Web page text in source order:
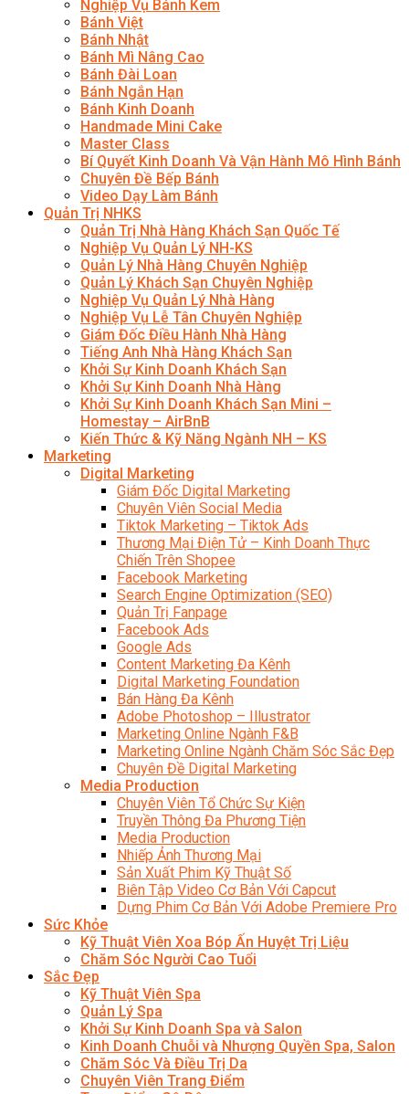
Nghiệp Vụ Bánh Kem
Bánh Việt
Bánh Nhật
Bánh Mì Nâng Cao
Bánh Đài Loan
Bánh Ngắn Hạn
Bánh Kinh Doanh
Handmade Mini Cake
Master Class
Bí Quyết Kinh Doanh Và Vận Hành Mô Hình Bánh
Chuyên Đề Bếp Bánh
Video Dạy Làm Bánh
Quản Trị NHKS
Quản Trị Nhà Hàng Khách Sạn Quốc Tế
Nghiệp Vụ Quản Lý NH-KS
Quản Lý Nhà Hàng Chuyên Nghiệp
Quản Lý Khách Sạn Chuyên Nghiệp
Nghiệp Vụ Quản Lý Nhà Hàng
Nghiệp Vụ Lễ Tân Chuyên Nghiệp
Giám Đốc Điều Hành Nhà Hàng
Tiếng Anh Nhà Hàng Khách Sạn
Khởi Sự Kinh Doanh Khách Sạn
Khởi Sự Kinh Doanh Nhà Hàng
Khởi Sự Kinh Doanh Khách Sạn Mini –
Homestay – AirBnB
Kiến Thức & Kỹ Năng Ngành NH – KS
Marketing
Digital Marketing
Giám Đốc Digital Marketing
Chuyên Viên Social Media
Tiktok Marketing – Tiktok Ads
Thương Mại Điện Tử – Kinh Doanh Thực
Chiến Trên Shopee
Facebook Marketing
Search Engine Optimization (SEO)
Quản Trị Fanpage
Facebook Ads
Google Ads
Content Marketing Đa Kênh
Digital Marketing Foundation
Bán Hàng Đa Kênh
Adobe Photoshop – Illustrator
Marketing Online Ngành F&B
Marketing Online Ngành Chăm Sóc Sắc Đẹp
Chuyên Đề Digital Marketing
Media Production
Chuyên Viên Tổ Chức Sự Kiện
Truyền Thông Đa Phương Tiện
Media Production
Nhiếp Ảnh Thương Mại
Sản Xuất Phim Kỹ Thuật Số
Biên Tập Video Cơ Bản Với Capcut
Dựng Phim Cơ Bản Với Adobe Premiere Pro
Sức Khỏe
Kỹ Thuật Viên Xoa Bóp Ấn Huyệt Trị Liệu
Chăm Sóc Người Cao Tuổi
Sắc Đẹp
Kỹ Thuật Viên Spa
Quản Lý Spa
Khởi Sự Kinh Doanh Spa và Salon
Kinh Doanh Chuỗi và Nhượng Quyền Spa, Salon
Chăm Sóc Và Điều Trị Da
Chuyên Viên Trang Điểm